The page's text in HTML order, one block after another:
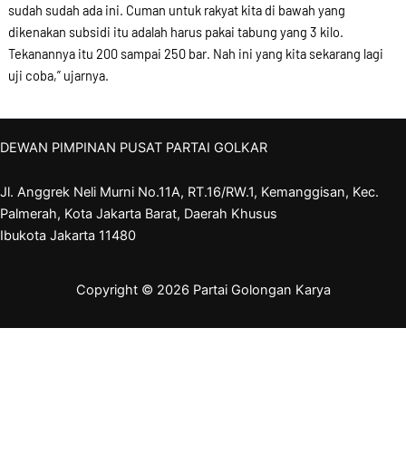
sudah sudah ada ini. Cuman untuk rakyat kita di bawah yang
dikenakan subsidi itu adalah harus pakai tabung yang 3 kilo.
Tekanannya itu 200 sampai 250 bar. Nah ini yang kita sekarang lagi
uji coba,” ujarnya.
DEWAN PIMPINAN PUSAT PARTAI GOLKAR
Jl. Anggrek Neli Murni No.11A, RT.16/RW.1, Kemanggisan, Kec.
Palmerah, Kota Jakarta Barat, Daerah Khusus
Ibukota Jakarta 11480
Copyright © 2026 Partai Golongan Karya